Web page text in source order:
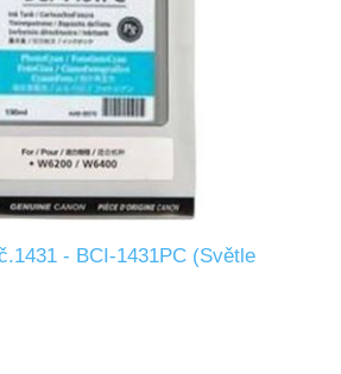
- BCI-1431PC (Světle